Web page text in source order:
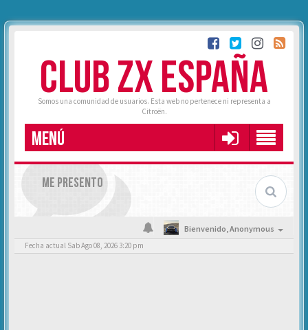
CLUB ZX ESPAÑA
Somos una comunidad de usuarios. Esta web no pertenece ni representa a
Citroën.
MENÚ
ME PRESENTO
Bienvenido,Anonymous
Fecha actual Sab Ago 08, 2026 3:20 pm